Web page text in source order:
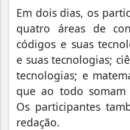
Em dois dias, os
quatro áreas de
códigos e suas
e suas tecnologias;
tecnologias; e
que ao todo somam
Os participantes
redação.